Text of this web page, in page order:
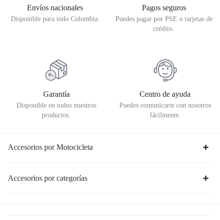
Envíos nacionales
Disponible para todo Colombia.
Pagos seguros
Puedes pagar por PSE o tarjetas de
crédito.
Garantía
Disponible en todos nuestros
productos.
Centro de ayuda
Puedes comunicarte con nosotros
fácilmente.
Accesorios por Motocicleta
Accesorios por categorías